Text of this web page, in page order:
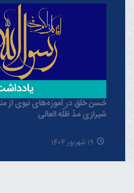
حُسن خلق در آموزه‌های نبوی از
شیرازی مدّ ظلّه العالی
19 شهریور 1404